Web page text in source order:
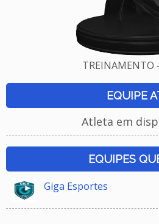
TREINAMENTO
EQUIPE
Atleta em
EQUIPES
Giga Esportes